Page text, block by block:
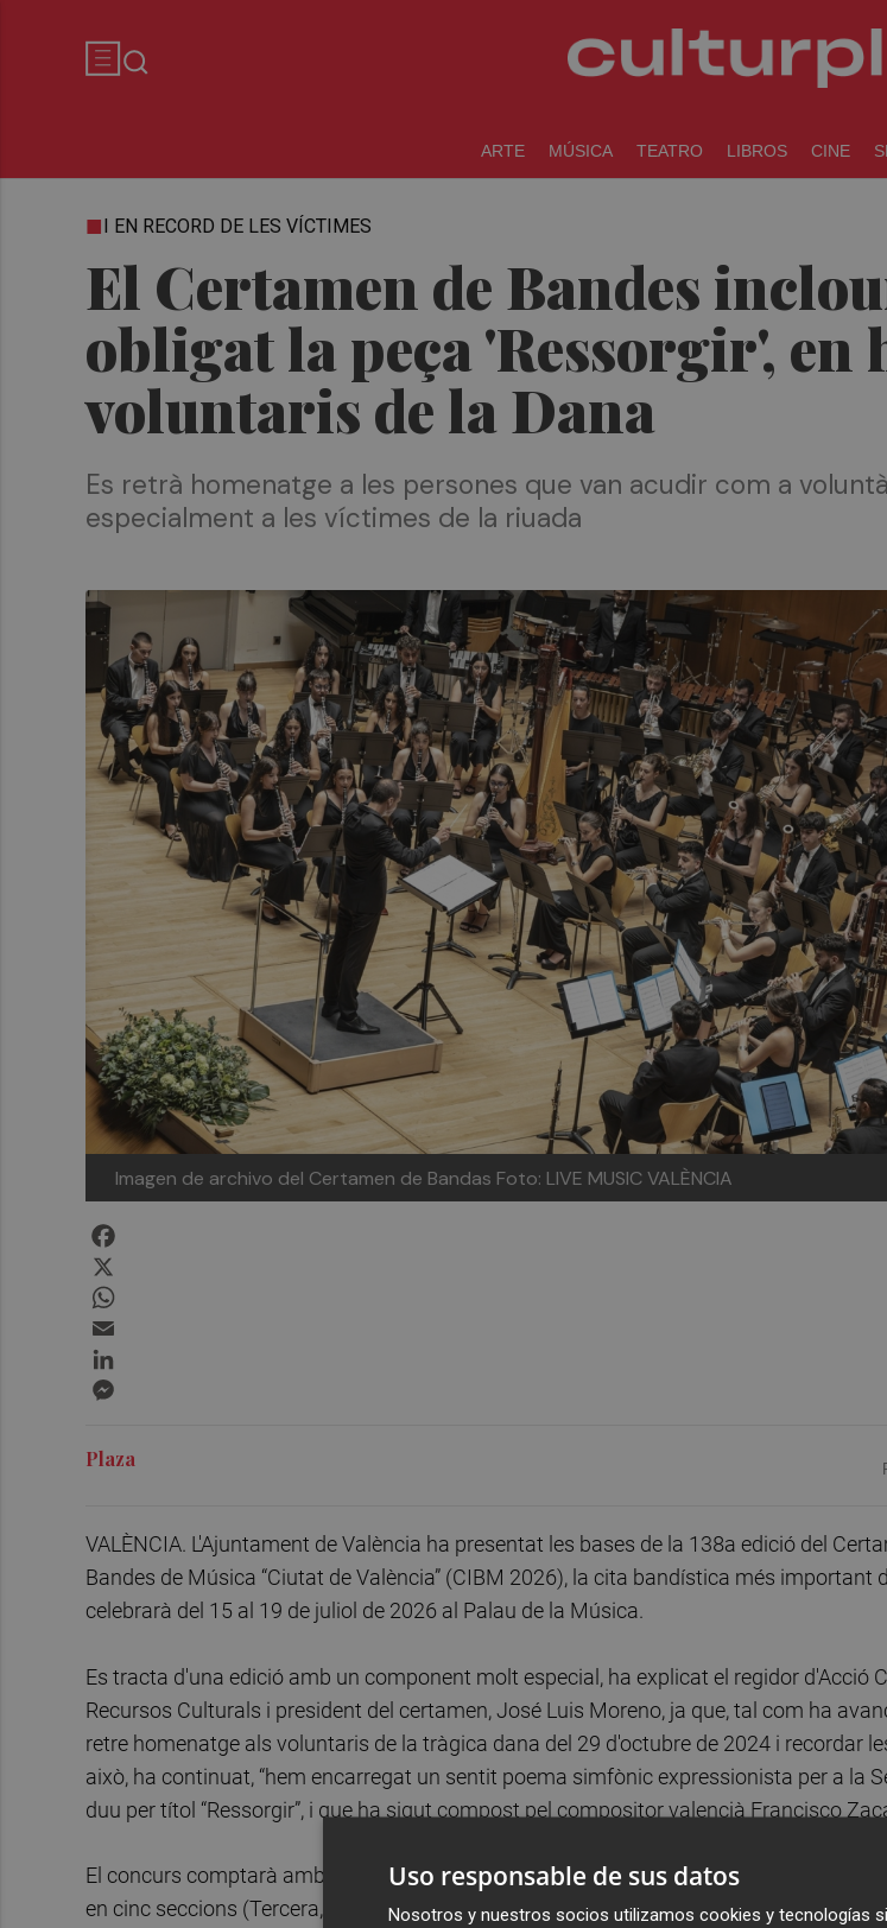
ARTE MÚSICA TEATRO LIBROS CINE
El Certamen de Bandes
obligat la peça 'Ressorgir', en
voluntaris de la Dana
I EN RECORD DE LES VÍCTIMES
Es retrà homenatge a les persones que van acudir com a
especialment a les víctimes de la riuada
Imagen de archivo del Certamen de Bandas Foto: LIVE MUSIC VALÈNCIA
Plaza
VALÈNCIA. L'Ajuntament de València ha presentat les bases de la 138a edició del
Bandes de Música “Ciutat de València” (CIBM 2026), la cita bandística més important
celebrarà del 15 al 19 de juliol de 2026 al Palau de la Música.
Es tracta d'una edició amb un component molt especial, ha explicat el regidor d'Acció
Recursos Culturals i president del certamen, José Luis Moreno, ja que, tal com ha
retre homenatge als voluntaris de la tràgica dana del 29 d'octubre de 2024 i recordar
això, ha continuat, “hem encarregat un sentit poema simfònic expressionista per a la
duu per títol “Ressorgir”, i que ha sigut compost pel compositor valencià Francisco
El concurs comptarà amb la participació d'agrupacions nacionals i internacionals que
en cinc seccions (Tercera, Segona, Primera, Honor i Lliure). “Amb l'objectiu d'afermar
Uso responsable de sus datos
Nosotros y nuestros socios utilizamos cookies y tecnologías